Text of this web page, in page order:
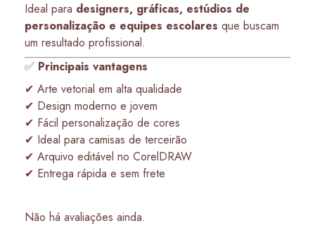
Ideal para designers, gráficas, estúdios de
personalização e equipes escolares que buscam
um resultado profissional.
✅ Principais vantagens
✔ Arte vetorial em alta qualidade
✔ Design moderno e jovem
✔ Fácil personalização de cores
✔ Ideal para camisas de terceirão
✔ Arquivo editável no CorelDRAW
✔ Entrega rápida e sem frete
Não há avaliações ainda.